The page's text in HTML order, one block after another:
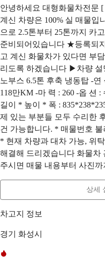
안녕하세요 대형화물차전문
계신 차량은 100% 실 매물입
으로 2.5톤부터 25톤까지 카
준비되어있습니다 ★등록되
고 계신 화물차가 있다면 부
리도록 하겠습니다 ▶차량 설
노부스 6.5톤 후축 냉동탑 -연
118만KM -마 력 : 260 -옵 션
길이 * 높이 * 폭 :
제 있는 부분들 모두 수리한
건 가능합니다. * 매물번호
* 현재 차량과 대차 가능, 위
해결해 드리겠습니다 화물차
주시면 매물 내용부터 사진
상세
차고지 정보
경기 화성시